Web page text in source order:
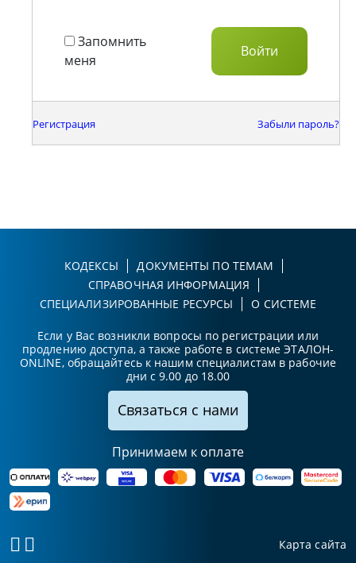
Запомнить
меня
Регистрация Забыли пароль?
КОДЕКСЫ
ДОКУМЕНТЫ ПО ТЕМАМ
СПРАВОЧНАЯ ИНФОРМАЦИЯ
СПЕЦИАЛИЗИРОВАННЫЕ РЕСУРСЫ
О СИСТЕМЕ
Если у Вас возникли вопросы по регистрации или
продлению доступа, а также работе в системе ЭТАЛОН-
ONLINE, обращайтесь к нашим специалистам в рабочие
дни с 9.00 до 18.00
Связаться с нами
Принимаем к оплате
Карта сайта